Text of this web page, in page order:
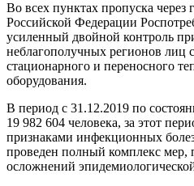
Во всех пунктах пропуска через
Российской Федерации
усиленный двойной контроль
неблагополучных регионов лиц
стационарного и переносного
оборудования.
В период с 31.12.2019 по
19 982 604 человека, за этот
признаками инфекционных
проведен полный комплекс мер,
осложнений